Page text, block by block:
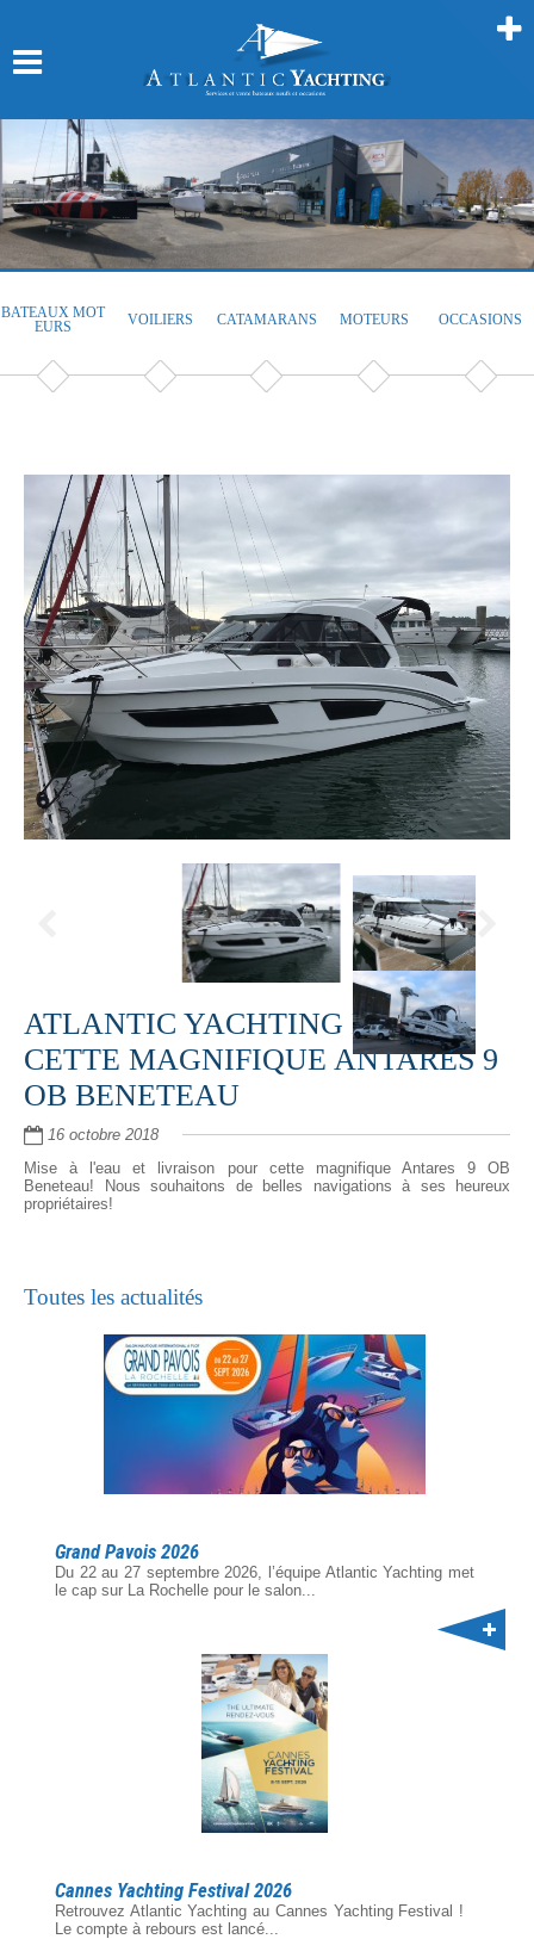
BATEAUX MOT
EURS
VOILIERS CATAMARANS MOTEURS OCCASIONS
ATLANTIC YACHTING LIVRE
CETTE MAGNIFIQUE ANTARES 9
OB BENETEAU
16 octobre 2018
Mise à l'eau et livraison pour cette magnifique Antares 9 OB
Beneteau! Nous souhaitons de belles navigations à ses heureux
propriétaires!
Toutes les actualités
Grand Pavois 2026
Du 22 au 27 septembre 2026, l’équipe Atlantic Yachting met
le cap sur La Rochelle pour le salon...
Cannes Yachting Festival 2026
Retrouvez Atlantic Yachting au Cannes Yachting Festival !
Le compte à rebours est lancé...